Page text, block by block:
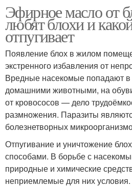
Эфирное масло от
любят блохи и
отпугивает
Появление блох в жилом
экстренного избавления от
Вредные насекомые попадают
домашними животными, на
от кровососов — дело
размножения. Паразиты
болезнетворных
Отпугивание и уничтожение
способами. В борьбе с
природные и химические
неприемлемые для них